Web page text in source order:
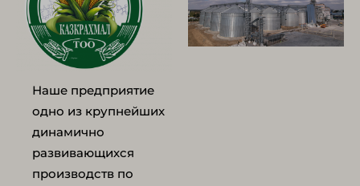
Наше предприятие
одно из крупнейших
динамично
развивающихся
производств по